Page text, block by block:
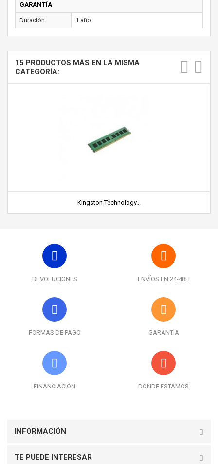
GARANTÍA
Duración: 1 año
15 PRODUCTOS MÁS EN LA MISMA
CATEGORÍA:
Kingston Technology...
DEVOLUCIONES ENVÍOS EN 24-48H
FORMAS DE PAGO GARANTÍA
FINANCIACIÓN DÓNDE ESTAMOS
INFORMACIÓN
TE PUEDE INTERESAR